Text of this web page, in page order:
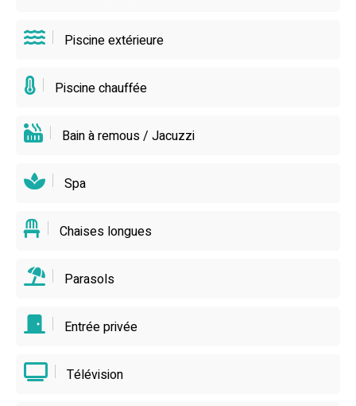
spécialités du cru). Bref, ce gîte avec piscine à Porri, près
inoubliables, avec une bonne dose de farniente et de
rigolade.
Piscine extérieure
Piscine chauffée
Bain à remous / Jacuzzi
Spa
Chaises longues
Parasols
Entrée privée
Télévision